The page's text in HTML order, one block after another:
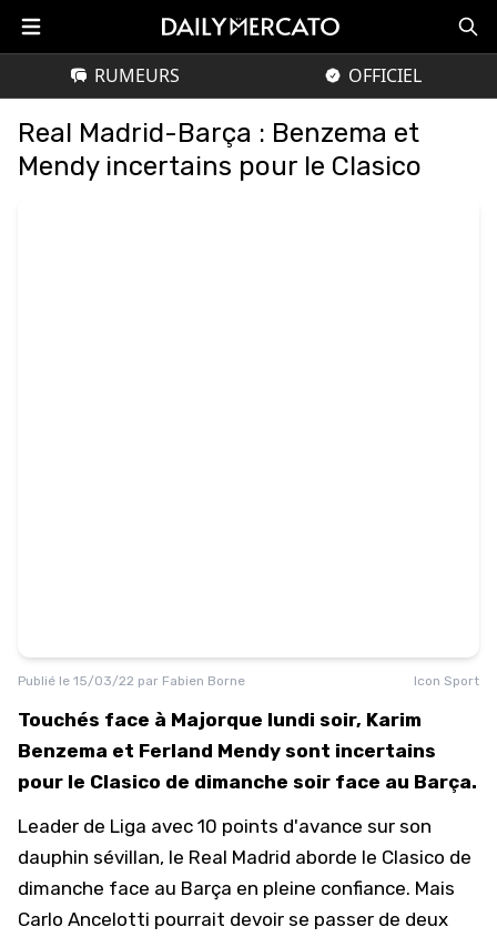
RUMEURS OFFICIEL
Real Madrid-Barça : Benzema et
Mendy incertains pour le Clasico
Publié le 15/03/22 par Fabien Borne Icon Sport
Touchés face à Majorque lundi soir, Karim
Benzema et Ferland Mendy sont incertains
pour le Clasico de dimanche soir face au Barça.
Leader de Liga avec 10 points d'avance sur son
dauphin sévillan, le Real Madrid aborde le Clasico de
dimanche face au Barça en pleine confiance. Mais
Carlo Ancelotti pourrait devoir se passer de deux